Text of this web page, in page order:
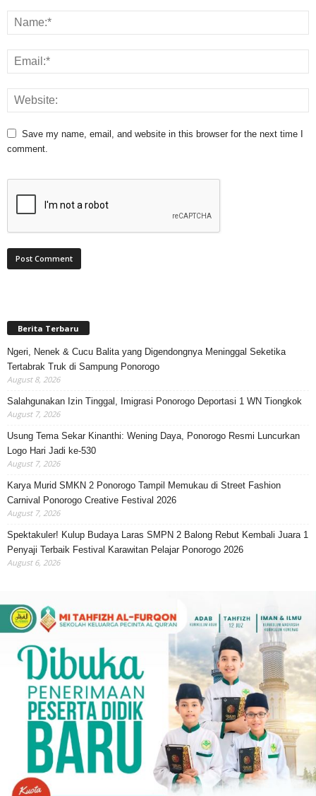
Save my name, email, and website in this browser for the next time I
comment.
Berita Terbaru
Ngeri, Nenek & Cucu Balita yang Digendongnya Meninggal Seketika
Tertabrak Truk di Sampung Ponorogo
August 8, 2026
Salahgunakan Izin Tinggal, Imigrasi Ponorogo Deportasi 1 WN Tiongkok
August 7, 2026
Usung Tema Sekar Kinanthi: Wening Daya, Ponorogo Resmi Luncurkan
Logo Hari Jadi ke-530
August 7, 2026
Karya Murid SMKN 2 Ponorogo Tampil Memukau di Street Fashion
Carnival Ponorogo Creative Festival 2026
August 7, 2026
Spektakuler! Kulup Budaya Laras SMPN 2 Balong Rebut Kembali Juara 1
Penyaji Terbaik Festival Karawitan Pelajar Ponorogo 2026
August 6, 2026